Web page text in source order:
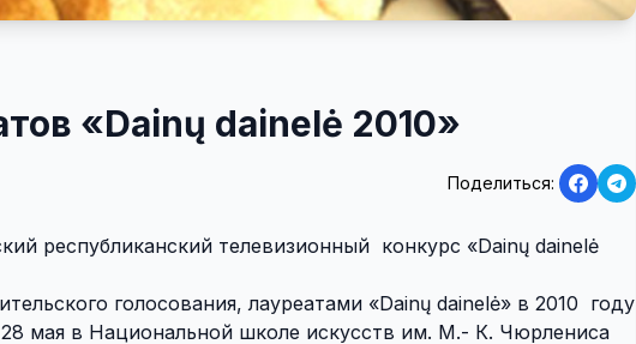
«Dainų dainelė 2010»
Поделиться:
республиканский телевизионный конкурс «Dainų dainelė
голосования, лауреатами «Dainų dainelė» в 2010 году
мая в Национальной школе искусств им. М.- К. Чюрлениса